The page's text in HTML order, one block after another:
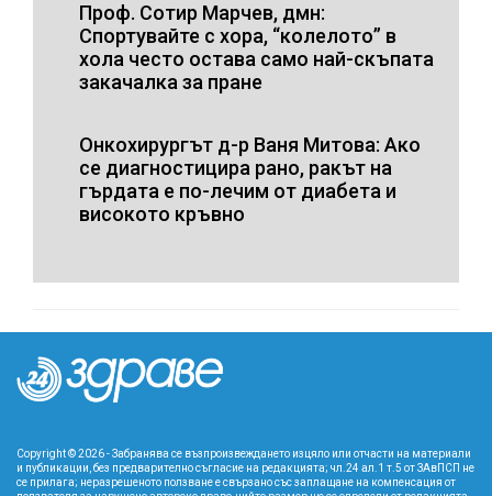
Проф. Сотир Марчев, дмн:
Спортувайте с хора, “колелото” в
хола често остава само най-скъпата
закачалка за пране
Онкохирургът д-р Ваня Митова: Ако
се диагностицира рано, ракът на
гърдата е по-лечим от диабета и
високото кръвно
Copyright © 2026 - Забранява се възпроизвеждането изцяло или отчасти на материали
и публикации, без предварително съгласие на редакцията; чл.24 ал.1 т.5 от ЗАвПСП не
се прилага; неразрешеното ползване е свързано със заплащане на компенсация от